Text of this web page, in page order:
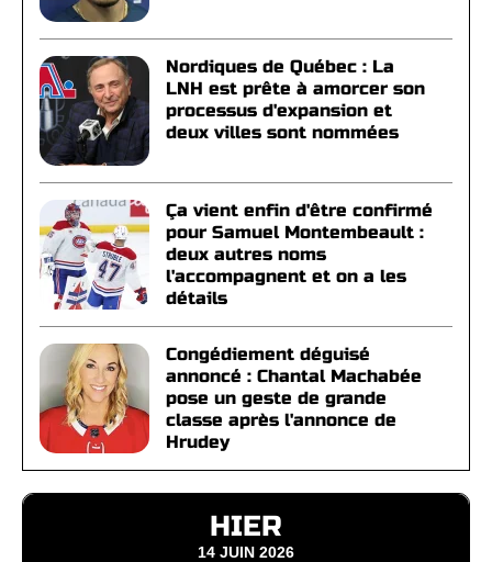
Nordiques de Québec : La
LNH est prête à amorcer son
processus d'expansion et
deux villes sont nommées
Ça vient enfin d'être confirmé
pour Samuel Montembeault :
deux autres noms
l'accompagnent et on a les
détails
Congédiement déguisé
annoncé : Chantal Machabée
pose un geste de grande
classe après l'annonce de
Hrudey
HIER
14 JUIN 2026